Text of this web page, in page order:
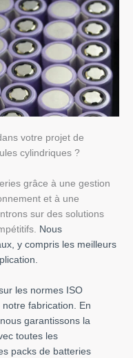
votre projet de
cylindriques ?
grâce à une gestion
et à une
sur des solutions
Nous
y compris les meilleurs
les normes ISO
fabrication. En
garantissons la
toutes les
packs de batteries